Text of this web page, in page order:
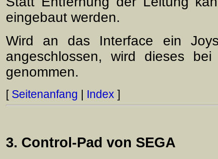
eingebaut werden.
Wird an das Interface ein
angeschlossen, wird dieses
genommen.
[ Seitenanfang Index ]
3. Control-Pad von SEGA